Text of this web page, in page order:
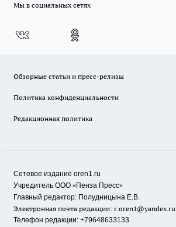
Мы в социальных сетях
Обзорные статьи и пресс-релизы
Политика конфиденциальности
Редакционная политика
Сетевое издание oren1.ru
Учредитель ООО «Пенза Пресс»
Главный редактор: Полудницына Е.В.
Электронная почта редакции: r.oren1@yandex.ru
Телефон редакции: +79648633133